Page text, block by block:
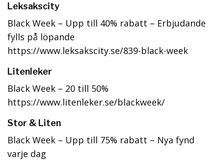
Leksakscity
Black Week – Upp till 40% rabatt – Erbjudande
fylls på löpande
https://www.leksakscity.se/839-black-week
Litenleker
Black Week – 20 till 50%
https://www.litenleker.se/blackweek/
Stor & Liten
Black Week – Upp till 75% rabatt – Nya fynd
varje dag